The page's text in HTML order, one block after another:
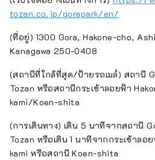
tozan.co.jp/gorapark/en/
(ที่อยู่) 1300 Gora, Hakone-cho,
Kanagawa 250-0408
(สถานีที่ใกล้ที่สุด/ป้ายรถเมล์) สถานี
Tozan หรือสถานีกระเช้าลอยฟ้า
kami/Koen-shita
(การเดินทาง) เดิน 5 นาทีจากสถานี
Tozan หรือเดิน 1 นาทีจากกระเช้าลอ
kami หรือสถานี Koen-shita